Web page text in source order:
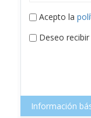
Acepto la
Deseo
Información